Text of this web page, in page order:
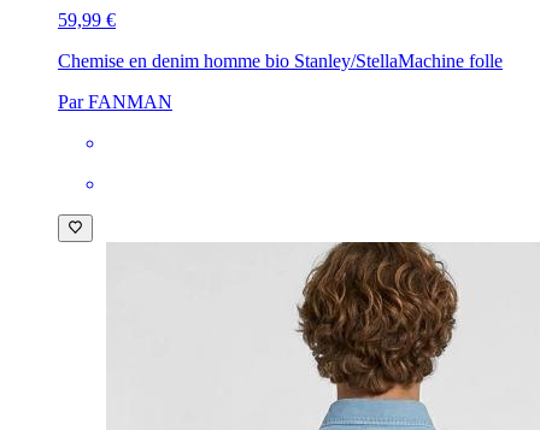
59,99 €
Chemise en denim homme bio Stanley/StellaMachine folle
Par FANMAN